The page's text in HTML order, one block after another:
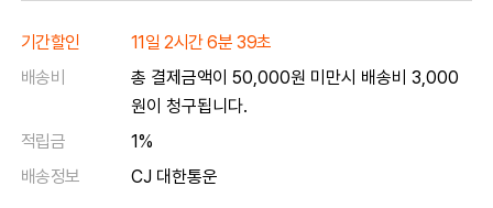
기간할인
11일 2시간 6분 39초
배송비
총 결제금액이 50,000원 미만시 배송비 3,000
원이 청구됩니다.
적립금
1%
배송정보
CJ 대한통운